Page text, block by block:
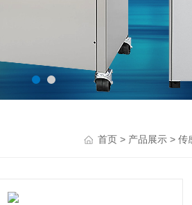
首页 > 产品展示 > 传